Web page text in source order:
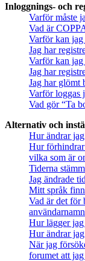
Inloggnings- och
Varför måste
Vad är
Varför kan
Jag har
Varför kan
Jag har
Jag har glömt
Varför loggas
Vad gör “Ta
Alternativ och
Hur ändrar
Hur
vilka som är
Tiderna
Jag ändrade
Mitt språk
Vad är det för
Hur lägger
Hur ändrar
När jag
forumet att